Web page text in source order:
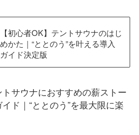
【初心者OK】テントサウナのはじ
めかた｜“ととのう”を叶える導入
ガイド決定版
トサウナにおすすめの薪ストー
ド｜“ととのう”を最大限に楽